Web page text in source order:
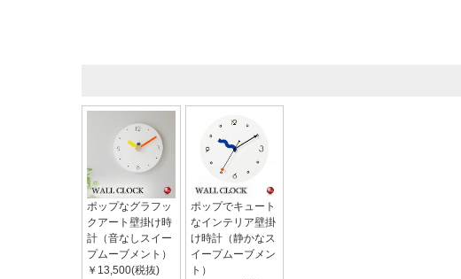
ポップなグラフッ
クアート壁掛け時
計（音なしスイー
プムーブメント）
￥13,500(税抜)
ポップでキュート
なインテリア壁掛
け時計（静かなス
イープムーブメン
ト）